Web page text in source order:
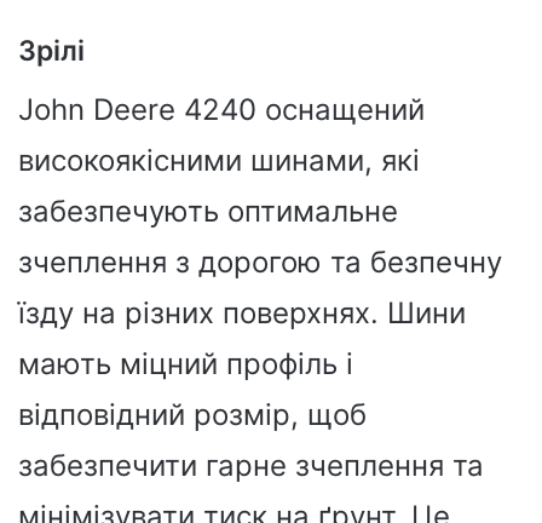
Зрілі
John Deere 4240 оснащений
високоякісними шинами, які
забезпечують оптимальне
зчеплення з дорогою та безпечну
їзду на різних поверхнях. Шини
мають міцний профіль і
відповідний розмір, щоб
забезпечити гарне зчеплення та
мінімізувати тиск на ґрунт. Це